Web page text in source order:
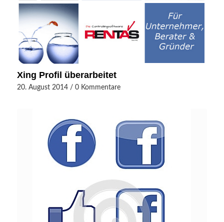
Xing Profil überarbeitet
20. August 2014 / 0 Kommentare